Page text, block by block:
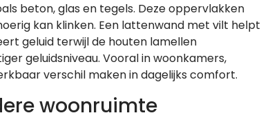
beton, glas en tegels. Deze oppervlakken
kan klinken. Een lattenwand met vilt helpt
geluid terwijl de houten lamellen
geluidsniveau. Vooral in woonkamers,
verschil maken in dagelijks comfort.
woonruimte